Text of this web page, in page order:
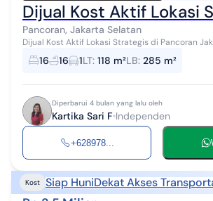
Dijual Kost Aktif Lokasi
Pancoran, Jakarta Selatan
Dijual Kost Aktif Lokasi Strategis di Pancoran Jakarta
- fisik 93 - Njop 15.063.000 - LB 285 - Kamar 16 + Kamar mandi
dalam - Ki...
16 16 1LT: 118 m²LB: 285 m²
Diperbarui 4 bulan yang lalu oleh
Kartika Sari F Independen
+628978...
Kost Siap HuniDekat Akses